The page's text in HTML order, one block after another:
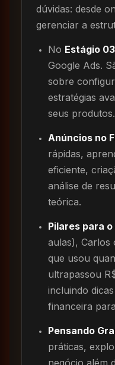
dúvidas: desde
gerenciar a
No Estágio 03
Google Ads.
sobre
estratégias
seus produtos.
Anúncios no
rápidas,
eficiente,
análise de
teórica.
Pilares para
aulas), Carlos
que usou
ultrapassou
incluindo
financeira
Pensando
práticas,